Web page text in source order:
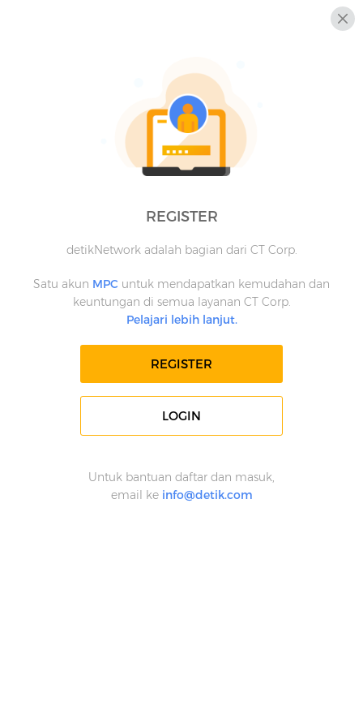
REGISTER
detikNetwork adalah bagian dari CT Corp.
Satu akun MPC untuk mendapatkan kemudahan dan
keuntungan di semua layanan CT Corp.
Pelajari lebih lanjut.
REGISTER
LOGIN
Untuk bantuan daftar dan masuk,
email ke info@detik.com